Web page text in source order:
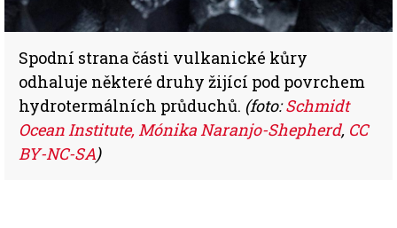
Spodní strana části vulkanické kůry
odhaluje některé druhy žijící pod povrchem
hydrotermálních průduchů. (foto:Schmidt
Ocean Institute, Mónika Naranjo-Shepherd, CC
BY-NC-SA)